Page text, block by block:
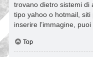
trovano dietro sistemi di
tipo yahoo o hotmail,
inserire l’immagine,
Top